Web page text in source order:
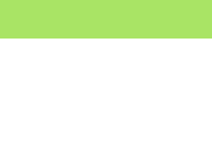
et aux engagements de ses